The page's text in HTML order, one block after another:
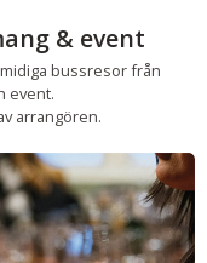
& event
bussresor från
event.
arrangören.